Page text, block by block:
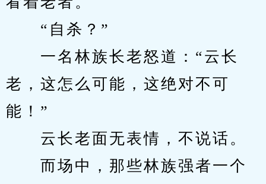
“自杀？”
一名林族长老怒道：“云长
老，这怎么可能，这绝对不可
能！”
云长老面无表情，不说话。
而场中，那些林族强者一个